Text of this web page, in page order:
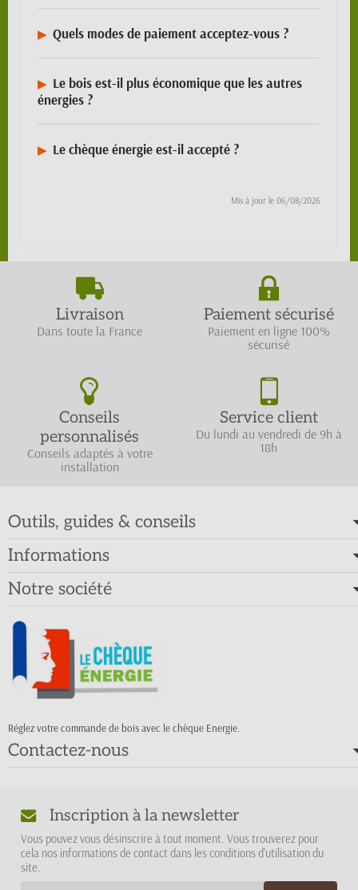
Quels modes de paiement acceptez-vous ?
Le bois est-il plus économique que les autres
énergies ?
Le chèque énergie est-il accepté ?
Mis à jour le 06/08/2026
Livraison
Dans toute la France
Paiement sécurisé
Paiement en ligne 100%
sécurisé
Conseils
personnalisés
Conseils adaptés à votre
installation
Service client
Du lundi au vendredi de 9h à
18h
Outils, guides & conseils
Informations
Notre société
Réglez votre commande de bois avec le chèque Energie.
Contactez-nous
Inscription à la newsletter
Vous pouvez vous désinscrire à tout moment. Vous trouverez pour
cela nos informations de contact dans les conditions d'utilisation du
site.